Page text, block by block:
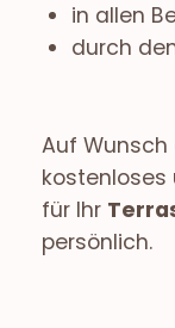
in allen
durch
Auf Wunsch
kostenloses
für Ihr
persönlich.